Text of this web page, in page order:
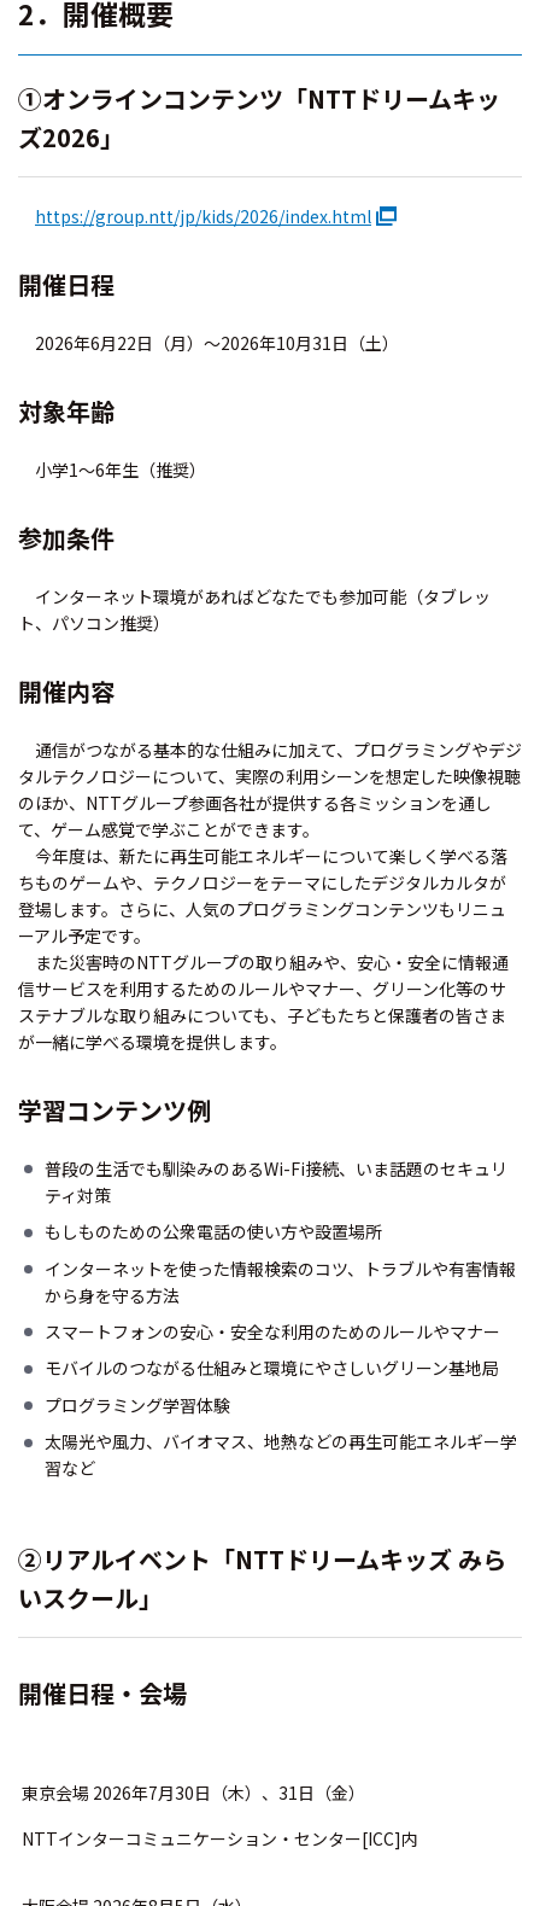
2．開催概要
①オンラインコンテンツ「NTTドリームキッ
ズ2026」
https://group.ntt/jp/kids/2026/index.html
開催日程
2026年6月22日（月）～2026年10月31日（土）
対象年齢
小学1～6年生（推奨）
参加条件
インターネット環境があればどなたでも参加可能（タブレッ
ト、パソコン推奨）
開催内容
通信がつながる基本的な仕組みに加えて、プログラミングやデジ
タルテクノロジーについて、実際の利用シーンを想定した映像視聴
のほか、NTTグループ参画各社が提供する各ミッションを通し
て、ゲーム感覚で学ぶことができます。
今年度は、新たに再生可能エネルギーについて楽しく学べる落
ちものゲームや、テクノロジーをテーマにしたデジタルカルタが
登場します。さらに、人気のプログラミングコンテンツもリニュ
ーアル予定です。
また災害時のNTTグループの取り組みや、安心・安全に情報通
信サービスを利用するためのルールやマナー、グリーン化等のサ
ステナブルな取り組みについても、子どもたちと保護者の皆さま
が一緒に学べる環境を提供します。
学習コンテンツ例
普段の生活でも馴染みのあるWi-Fi接続、いま話題のセキュリ
ティ対策
もしものための公衆電話の使い方や設置場所
インターネットを使った情報検索のコツ、トラブルや有害情報
から身を守る方法
スマートフォンの安心・安全な利用のためのルールやマナー
モバイルのつながる仕組みと環境にやさしいグリーン基地局
プログラミング学習体験
太陽光や風力、バイオマス、地熱などの再生可能エネルギー学
習など
②リアルイベント「NTTドリームキッズ みら
いスクール」
開催日程・会場
東京会場 2026年7月30日（木）、31日（金）
NTTインターコミュニケーション・センター[ICC]内